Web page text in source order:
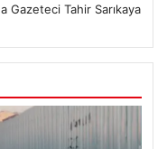
Gazeteci Tahir Sarıkaya